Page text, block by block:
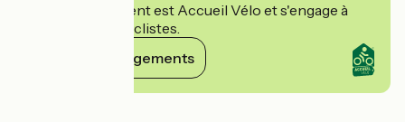
Cet établissement est Accueil Vélo et s'engage à
accueillir des cyclistes.
Voir ses engagements